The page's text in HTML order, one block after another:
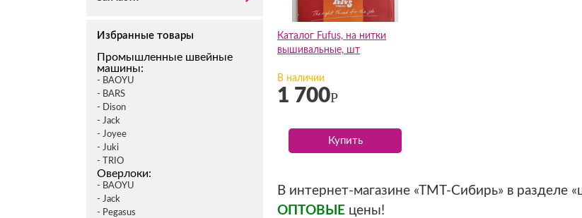
Избранные товары
Промышленные швейные
машины:
- BAOYU
- BARS
- Dison
- Jack
- Joyee
- Juki
- TRIO
Оверлоки:
- BAOYU
- Jack
- Pegasus
Каталог Fufus, на нитки
вышивальные, шт
В наличии
1 700Р
Купить
В интернет-магазине «ТМТ-Сибирь» в разделе
ОПТОВЫЕ цены!